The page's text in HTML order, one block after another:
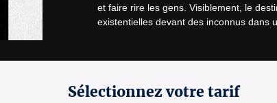
et faire rire les gens. Visiblement, le
existentielles devant des inconnus dans
stand-uppers qui montent. »
Sélectionnez votre tarif